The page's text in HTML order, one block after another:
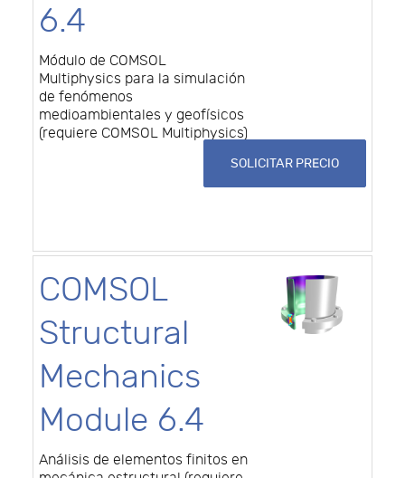
6.4
Módulo de COMSOL
Multiphysics para la simulación
de fenómenos
medioambientales y geofísicos
(requiere COMSOL Multiphysics)
SOLICITAR PRECIO
COMSOL
Structural
Mechanics
Module 6.4
Análisis de elementos finitos en